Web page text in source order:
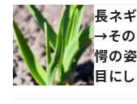
長ネ
→その
愕の
目に